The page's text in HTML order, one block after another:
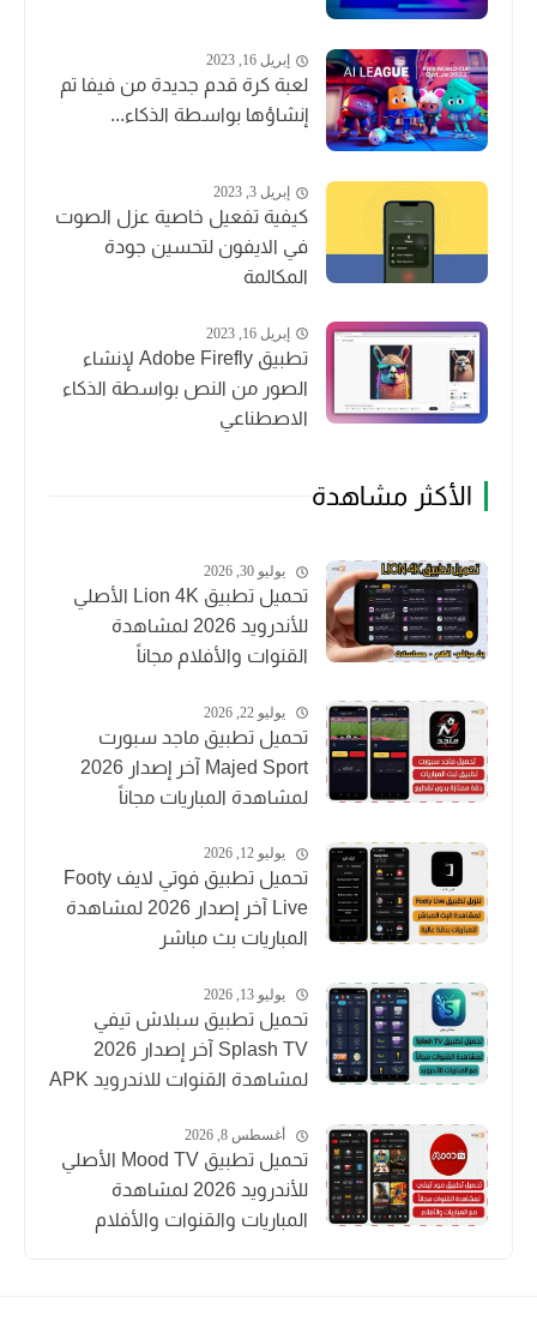
إبريل 16, 2023
لعبة كرة قدم جديدة من فيفا تم
إنشاؤها بواسطة الذكاء...
إبريل 3, 2023
كيفية تفعيل خاصية عزل الصوت
في الايفون لتحسين جودة
المكالمة
إبريل 16, 2023
تطبيق Adobe Firefly لإنشاء
الصور من النص بواسطة الذكاء
الاصطناعي
الأكثر مشاهدة
يوليو 30, 2026
تحميل تطبيق Lion 4K الأصلي
للأندرويد 2026 لمشاهدة
القنوات والأفلام مجاناً
يوليو 22, 2026
تحميل تطبيق ماجد سبورت
Majed Sport آخر إصدار 2026
لمشاهدة المباريات مجاناً
يوليو 12, 2026
تحميل تطبيق فوتي لايف Footy
Live آخر إصدار 2026 لمشاهدة
المباريات بث مباشر
يوليو 13, 2026
تحميل تطبيق سبلاش تيفي
Splash TV آخر إصدار 2026
لمشاهدة القنوات للاندرويد APK
أغسطس 8, 2026
تحميل تطبيق Mood TV الأصلي
للأندرويد 2026 لمشاهدة
المباريات والقنوات والأفلام